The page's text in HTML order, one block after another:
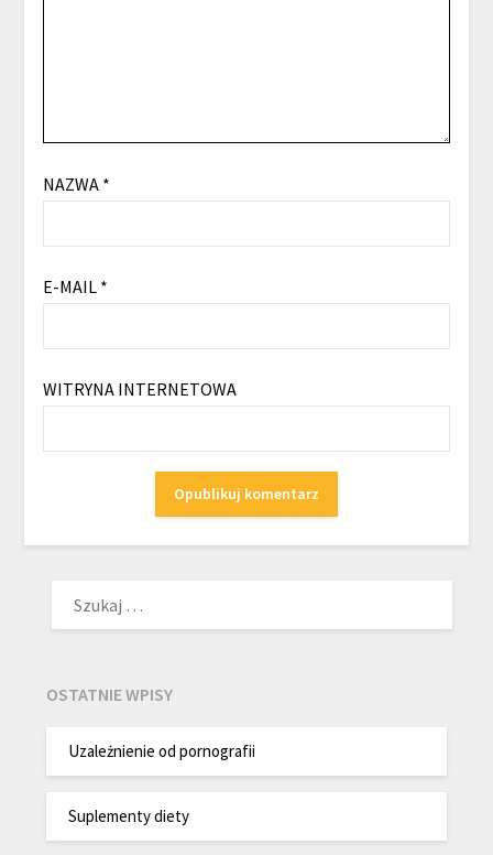
NAZWA *
E-MAIL *
WITRYNA INTERNETOWA
OSTATNIE WPISY
Uzależnienie od pornografii
Suplementy diety